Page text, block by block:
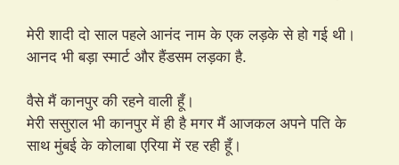
मेरी शादी दो साल पहले आनंद नाम के एक लड़के से हो गई थी।
आनद भी बड़ा स्मार्ट और हैंडसम लड़का है.
वैसे मैं कानपुर की रहने वाली हूँ।
मेरी ससुराल भी कानपुर में ही है मगर मैं आजकल अपने पति के
साथ मुंबई के कोलाबा एरिया में रह रही हूँ।